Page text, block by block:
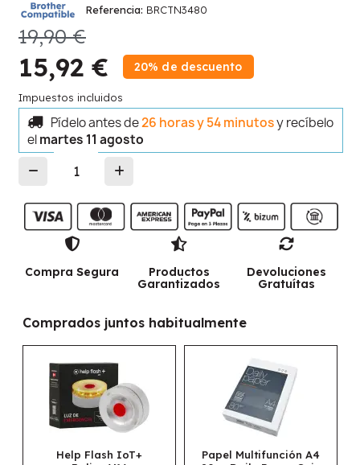
Referencia BRCTN3480
19,90 €
15,92 € 20% de descuento
Impuestos incluidos
Pídelo antes de26 horas y 54 minutosy recíbelo
elmartes 11 agosto
Compra Segura
Productos
Garantizados
Devoluciones
Gratuítas
Comprados juntos habitualmente
Flash IoT+
Papel Multifunción A4
Papel